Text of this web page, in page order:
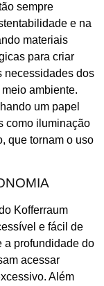
sempre
e na
materiais
para criar
necessidades dos
ambiente.
um papel
como iluminação
que tornam o uso
Kofferraum
e fácil de
a profundidade do
acessar
Além